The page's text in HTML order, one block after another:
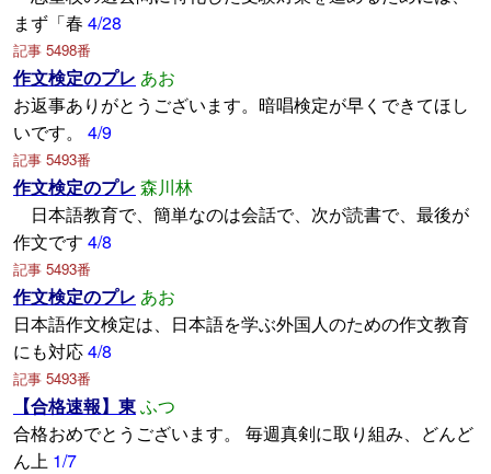
まず「春 4/28
記事 5498番
作文検定のプレ あお
お返事ありがとうございます。暗唱検定が早くできてほし
いです。
4/9
記事 5493番
作文検定のプレ 森川林
日本語教育で、簡単なのは会話で、次が読書で、最後が
作文です 4/8
記事 5493番
作文検定のプレ あお
日本語作文検定は、日本語を学ぶ外国人のための作文教育
にも対応4/8
記事 5493番
【合格速報】東ふつ
合格おめでとうございます。 毎週真剣に取り組み、どんど
ん上 1/7